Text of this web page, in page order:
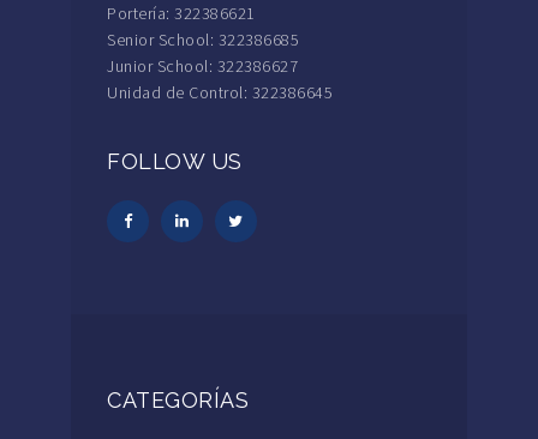
Portería: 322386621
Senior School: 322386685
Junior School: 322386627
Unidad de Control: 322386645
FOLLOW US
CATEGORÍAS